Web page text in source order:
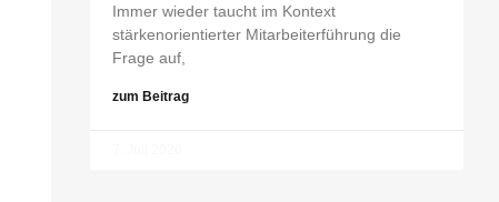
Immer wieder taucht im Kontext
stärkenorientierter Mitarbeiterführung die
Frage auf,
zum Beitrag